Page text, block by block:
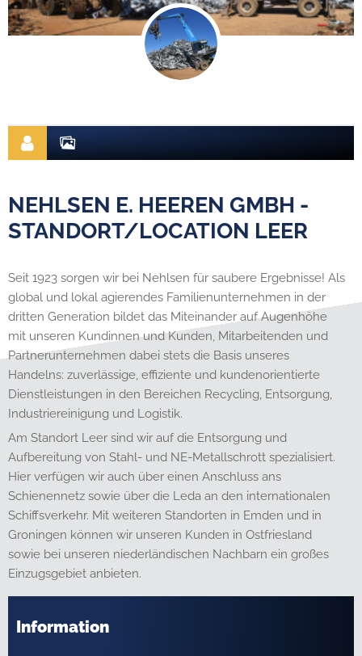
NEHLSEN E. HEEREN GMBH -
STANDORT/LOCATION LEER
Seit 1923 sorgen wir bei Nehlsen für saubere Ergebnisse! Als
global und lokal agierendes Familienunternehmen in der
dritten Generation bildet das Miteinander auf Augenhöhe
mit unseren Kundinnen und Kunden, Mitarbeitenden und
Partnerunternehmen dabei stets die Basis unseres
Handelns: zuverlässige, effiziente und kundenorientierte
Dienstleistungen in den Bereichen Recycling, Entsorgung,
Industriereinigung und Logistik.
Am Standort Leer sind wir auf die Entsorgung und
Aufbereitung von Stahl- und NE-Metallschrott spezialisiert.
Hier verfügen wir auch über einen Anschluss ans
Schienennetz sowie über die Leda an den internationalen
Schiffsverkehr. Mit weiteren Standorten in Emden und in
Groningen können wir unseren Kunden in Ostfriesland
sowie bei unseren niederländischen Nachbarn ein großes
Einzugsgebiet anbieten.
Information